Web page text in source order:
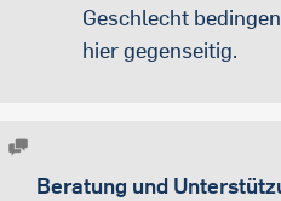
Geschlecht
hier gegenseitig.
Beratung und